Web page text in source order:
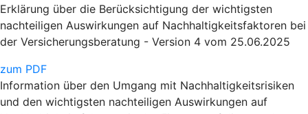
Erklärung über die Berücksichtigung der wichtigsten
nachteiligen Auswirkungen auf Nachhaltigkeitsfaktoren bei
der Versicherungsberatung - Version 4 vom 25.06.2025
zum PDF
Information über den Umgang mit Nachhaltigkeitsrisiken
und den wichtigsten nachteiligen Auswirkungen auf